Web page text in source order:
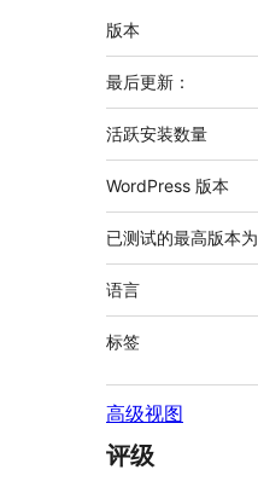
额
外
信
息
版本
最后更新：
活跃安装数量
WordPress 版本
已测试的最高版本为
语言
标签
高级视图
评级